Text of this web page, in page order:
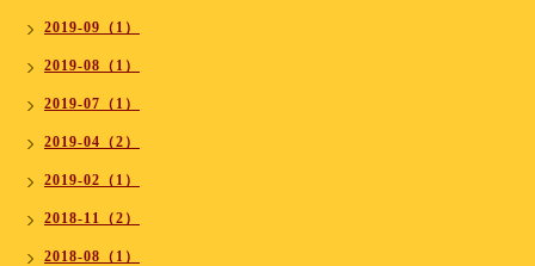
2019-09（1）
2019-08（1）
2019-07（1）
2019-04（2）
2019-02（1）
2018-11（2）
2018-08（1）